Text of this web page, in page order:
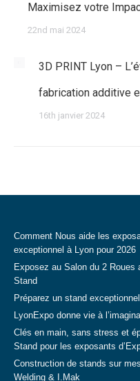
Maximisez votre
22nd mai 2024
3D PRINT Lyon –
fabrication additive
16th janvier 2024
Comment Nous aide les
exceptionnel à Lyon pour 2026
Exposez au Salon du 2
Stand
Préparez un stand
LyonExpo donne vie à
Clés en main, sans stress et
Stand pour les exposants
Construction de stands sur
Welding & I.Mak